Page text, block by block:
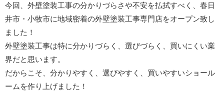
今回、外壁塗装工事の分かりづらさや不安を払拭すべく、春日
井市・小牧市に地域密着の外壁塗装工事専門店をオープン致し
ました！
外壁塗装工事は特に分かりづらく、選びづらく、買いにくい業
界だと思います。
だからこそ、分かりやすく、選びやすく、買いやすいショール
ームを作り上げました！